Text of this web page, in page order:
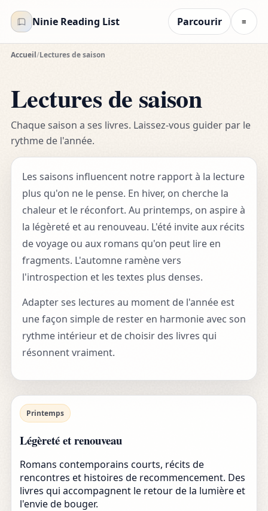
Ninie Reading List Parcourir ≡
Accueil/Lectures de saison
Lectures de saison
Chaque saison a ses livres. Laissez-vous guider par le
rythme de l'année.
Les saisons influencent notre rapport à la lecture
plus qu'on ne le pense. En hiver, on cherche la
chaleur et le réconfort. Au printemps, on aspire à
la légèreté et au renouveau. L'été invite aux récits
de voyage ou aux romans qu'on peut lire en
fragments. L'automne ramène vers
l'introspection et les textes plus denses.
Adapter ses lectures au moment de l'année est
une façon simple de rester en harmonie avec son
rythme intérieur et de choisir des livres qui
résonnent vraiment.
Printemps
Légèreté et renouveau
Romans contemporains courts, récits de
rencontres et histoires de recommencement. Des
livres qui accompagnent le retour de la lumière et
l'envie de bouger.